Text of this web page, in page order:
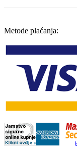
Metode plaćanja: